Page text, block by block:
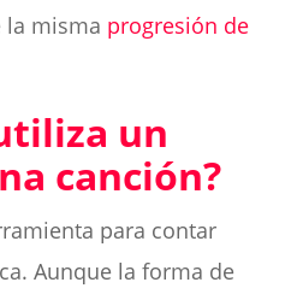
la misma progresión de
un
canción?
para contar
Aunque la forma de